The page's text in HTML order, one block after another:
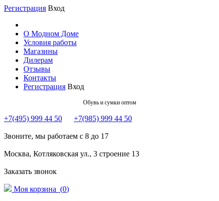
Регистрация Вход
О Модном Доме
Условия работы
Магазины
Дилерам
Отзывы
Контакты
Регистрация Вход
Обувь и сумки оптом
+7(495) 999 44 50 +7(985) 999 44 50
Звоните, мы работаем с 8 до 17
Москва, Котляковская ул., 3 строение 13
Заказать звонок
Моя корзина (0)